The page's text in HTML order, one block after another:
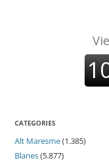
CATEGORIES
Alt Maresme(1.385)
Blanes(5.877)